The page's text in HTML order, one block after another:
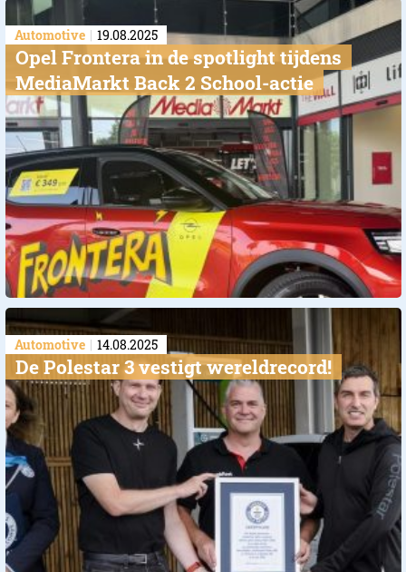
Automotive 19.08.2025
Opel Frontera in de spotlight tijdens
MediaMarkt Back 2 School-actie
Automotive 14.08.2025
De Polestar 3 vestigt wereldrecord!